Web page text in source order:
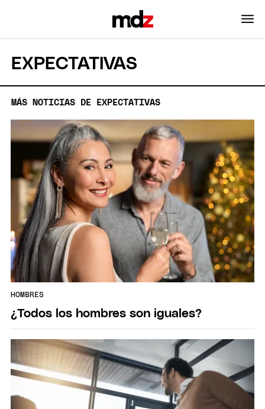
EXPECTATIVAS
MÁS NOTICIAS DE EXPECTATIVAS
HOMBRES
¿Todos los hombres son iguales?